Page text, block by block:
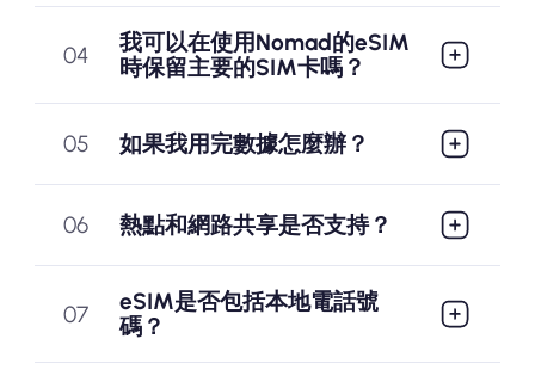
04
我可以在使用Nomad的eSIM
時保留主要的SIM卡嗎？
05 如果我用完數據怎麼辦？
06 熱點和網路共享是否支持？
07
eSIM是否包括本地電話號
碼？